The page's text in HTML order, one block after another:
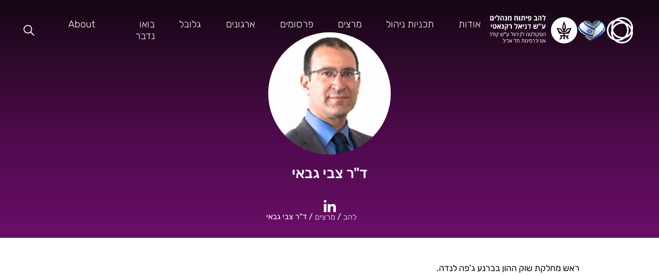
אודות תכניות ניהול מרצים פרסומים ארגונים גלובל
בואו
נדבר
About
ד"ר צבי גבאי
לחשבון הלינקדין של ד"ר צבי גבאי
להב / מרצים /ד"ר צבי גבאי
ראש מחלקת שוק ההון בברנע ג'פה לנדה.